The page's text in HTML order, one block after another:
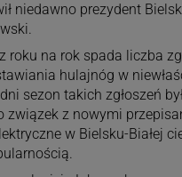
niedawno prezydent
roku na rok spada liczba
hulajnóg w
sezon takich zgłoszeń
związek z nowymi
w Bielsku-Białej